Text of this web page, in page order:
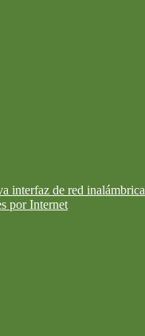
interfaz de red inalámbrica
por Internet